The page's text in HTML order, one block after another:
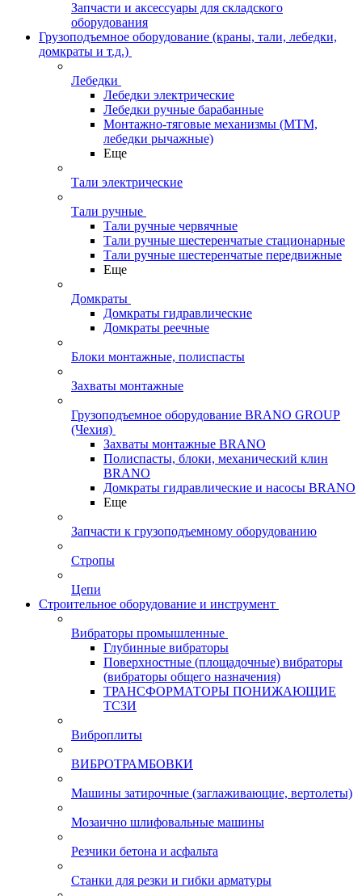
Запчасти и аксессуары для складского
оборудования
Грузоподъемное оборудование (краны, тали, лебедки,
домкраты и т.д.)
Лебедки
Лебедки электрические
Лебедки ручные барабанные
Монтажно-тяговые механизмы (МТМ,
лебедки рычажные)
Еще
Тали электрические
Тали ручные
Тали ручные червячные
Тали ручные шестеренчатые стационарные
Тали ручные шестеренчатые передвижные
Еще
Домкраты
Домкраты гидравлические
Домкраты реечные
Блоки монтажные, полиспасты
Захваты монтажные
Грузоподъемное оборудование BRANO GROUP
(Чехия)
Захваты монтажные BRANO
Полиспасты, блоки, механический клин
BRANO
Домкраты гидравлические и насосы BRANO
Еще
Запчасти к грузоподъемному оборудованию
Стропы
Цепи
Строительное оборудование и инструмент
Вибраторы промышленные
Глубинные вибраторы
Поверхностные (площадочные) вибраторы
(вибраторы общего назначения)
ТРАНСФОРМАТОРЫ ПОНИЖАЮЩИЕ
ТСЗИ
Виброплиты
ВИБРОТРАМБОВКИ
Машины затирочные (заглаживающие, вертолеты)
Мозаично шлифовальные машины
Резчики бетона и асфальта
Станки для резки и гибки арматуры